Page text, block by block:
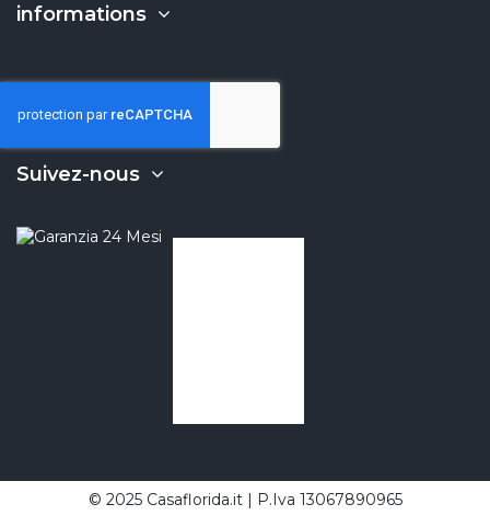
informations
Suivez-nous
© 2025 Casaflorida.it | P.Iva 13067890965